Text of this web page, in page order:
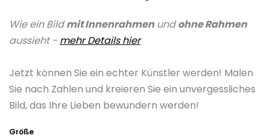
Wie ein Bildmit Innenrahmenundohne Rahmen
aussieht - mehr Details hier
Jetzt können Sie ein echter Künstler werden! Malen
Sie nach Zahlen und kreieren Sie ein unvergessliches
Bild, das Ihre Lieben bewundern werden!
Größe
Produktbewertung
ist
von
5
Sternen.